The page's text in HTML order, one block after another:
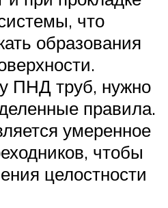
что
образования
ПНД труб, нужно
правила.
умеренное
чтобы
целостности